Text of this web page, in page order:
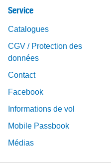
Service
Catalogues
CGV / Protection des
données
Contact
Facebook
Informations de vol
Mobile Passbook
Médias